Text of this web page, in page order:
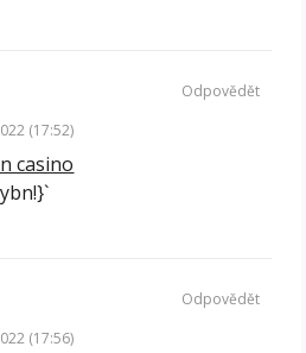
(17:52)
casino
Odpovědět
(17:56)
Odpovědět